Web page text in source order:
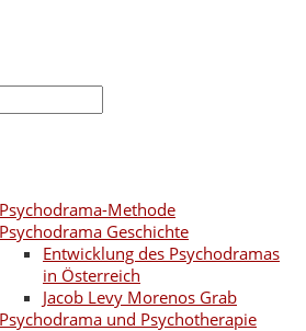
Psychodrama-Methode
Psychodrama Geschichte
Entwicklung des Psychodramas
in Österreich
Jacob Levy Morenos Grab
Psychodrama und Psychotherapie